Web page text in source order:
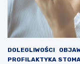
DOLEGLIWOŚCI
PROFILAKTYKA